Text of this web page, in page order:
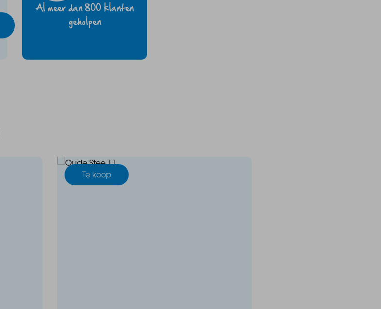
Al meer dan 800 klanten
geholpen
Te koop